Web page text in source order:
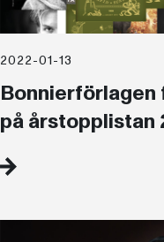
2022-01-13
på årstopplistan